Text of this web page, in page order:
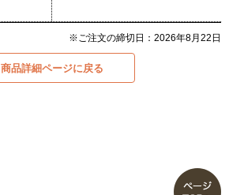
※ご注文の締切日：2026年8月22日
商品詳細ページに戻る